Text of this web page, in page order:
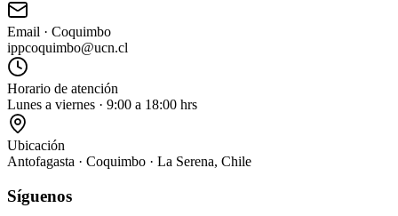
Email · Coquimbo
ippcoquimbo@ucn.cl
Horario de atención
Lunes a viernes · 9:00 a 18:00 hrs
Ubicación
Antofagasta · Coquimbo · La Serena, Chile
Síguenos